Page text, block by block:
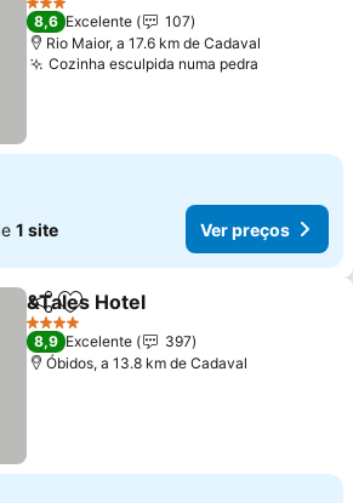
3 Estrelas
8,6 Excelente
107
Rio Maior, a 17.6 km de Cadaval
Cozinha esculpida numa pedra
1 site Ver preços
PartilharAdicionar aos favoritos
&Tales Hotel
4 Estrelas
8,9 Excelente
397
Óbidos, a 13.8 km de Cadaval